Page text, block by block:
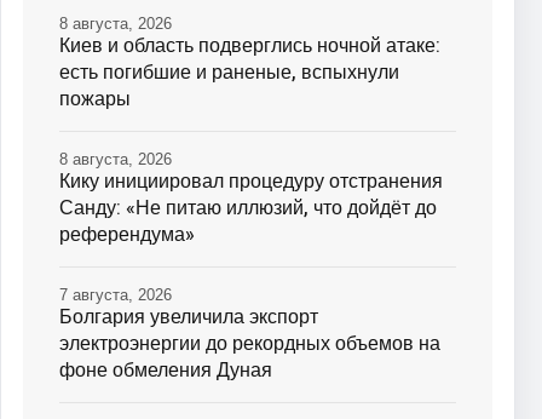
Киев и область подверглись ночной атаке:
есть погибшие и раненые, вспыхнули
пожары
8 августа, 2026
Кику инициировал процедуру отстранения
Санду: «Не питаю иллюзий, что дойдёт до
референдума»
8 августа, 2026
Болгария увеличила экспорт
электроэнергии до рекордных объемов на
фоне обмеления Дуная
7 августа, 2026